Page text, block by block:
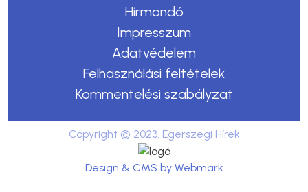
Hírmondó
Impresszum
Adatvédelem
Felhasználási feltételek
Kommentelési szabályzat
Copyright © 2023. Egerszegi Hírek
Design & CMS by Webmark